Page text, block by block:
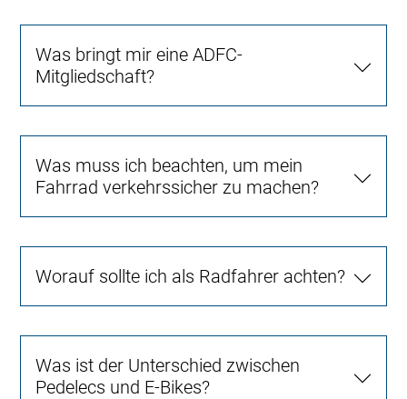
Was bringt mir eine ADFC-
Mitgliedschaft?
Was muss ich beachten, um mein
Fahrrad verkehrssicher zu machen?
Worauf sollte ich als Radfahrer achten?
Was ist der Unterschied zwischen
Pedelecs und E-Bikes?